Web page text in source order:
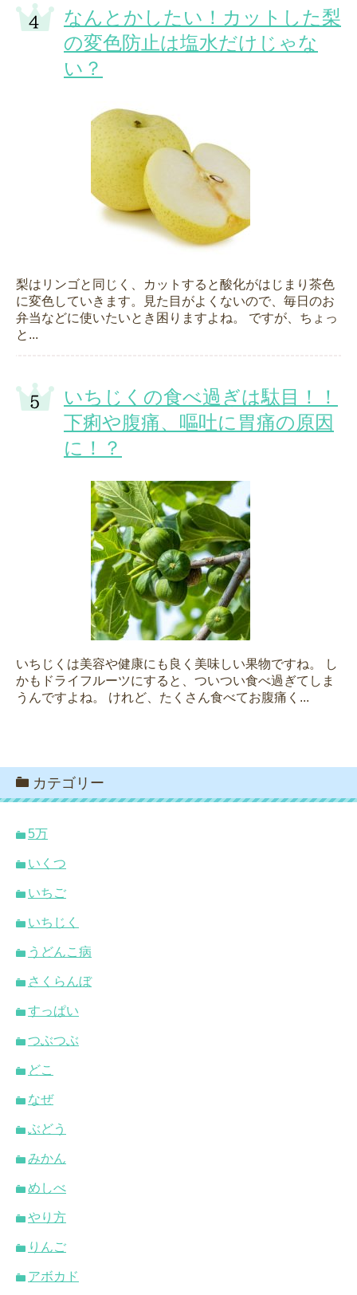
なんとかしたい！カットした梨
の変色防止は塩水だけじゃな
い？
梨はリンゴと同じく、カットすると酸化がはじまり茶色
に変色していきます。見た目がよくないので、毎日のお
弁当などに使いたいとき困りますよね。 ですが、ちょっ
と...
いちじくの食べ過ぎは駄目！！
下痢や腹痛、嘔吐に胃痛の原因
に！？
いちじくは美容や健康にも良く美味しい果物ですね。 し
かもドライフルーツにすると、ついつい食べ過ぎてしま
うんですよね。 けれど、たくさん食べてお腹痛く...
カテゴリー
5万
いくつ
いちご
いちじく
うどんこ病
さくらんぼ
すっぱい
つぶつぶ
どこ
なぜ
ぶどう
みかん
めしべ
やり方
りんご
アボカド